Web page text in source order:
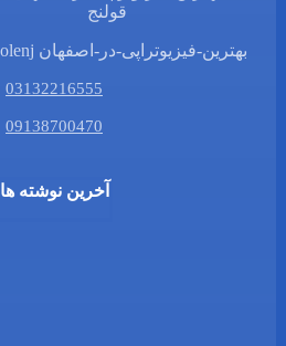
بهترین-فیزیوتراپی-در-اصفهان drgholenj
03132216555
09138700470
آخرین نوشته ها